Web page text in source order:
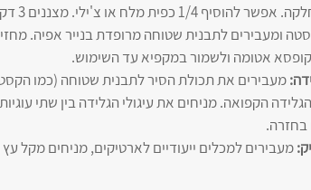
ומעבירים לתבנית שטוחה מרופדת בנייר אפיה.
אטומה ולשמור במקפיא עד השימוש.
מעבירים את תכולת הסיר לתבנית שטוחה (כמו
הקפואה. מניחים את עיגולי הגלידה בין שתי
בחזרה.
מעבירים למכלים ייעודיים לארטיקים, מניחים מקל